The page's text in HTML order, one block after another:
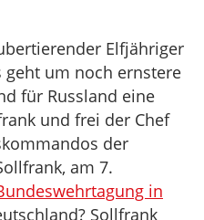
Elfjähriger
geht um noch ernstere
für Russland eine
und frei der Chef
der
am 7.
in
Sollfrank